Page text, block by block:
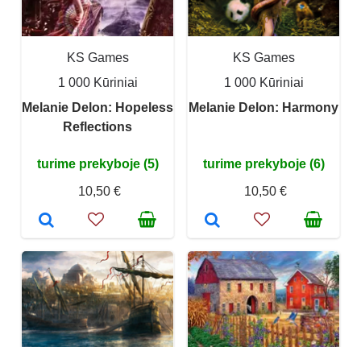
KS Games
1 000 Kūriniai
Melanie Delon: Hopeless
Reflections
turime prekyboje (5)
10,50 €
KS Games
1 000 Kūriniai
Melanie Delon: Harmony
turime prekyboje (6)
10,50 €